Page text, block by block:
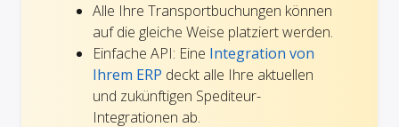
Alle Ihre Transportbuchungen können
auf die gleiche Weise platziert werden.
Einfache API: Eine Integration von
Ihrem ERP deckt alle Ihre aktuellen
und zukünftigen Spediteur-
Integrationen ab.